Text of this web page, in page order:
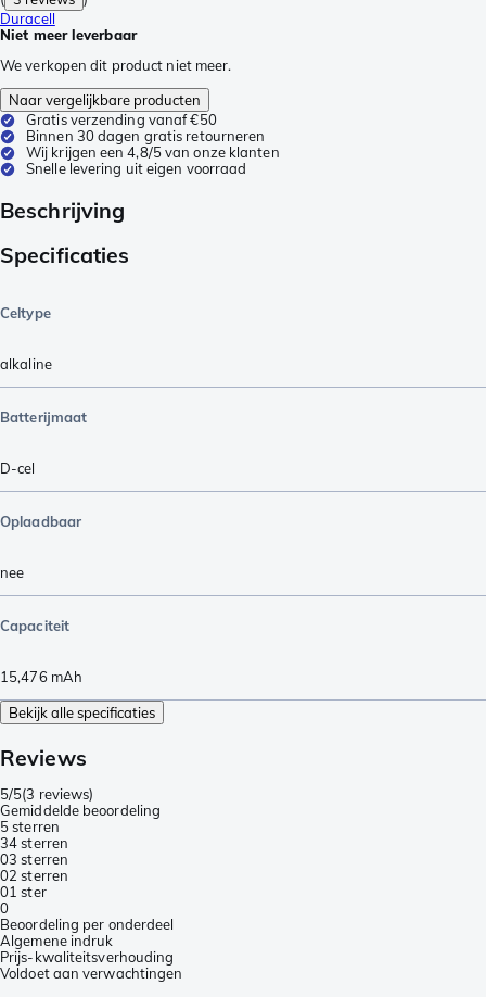
Duracell
Niet meer leverbaar
We verkopen dit product niet meer.
Naar vergelijkbare producten
Gratis verzending vanaf €50
Binnen 30 dagen gratis retourneren
Wij krijgen een 4,8/5 van onze klanten
Snelle levering uit eigen voorraad
Beschrijving
Specificaties
Celtype
alkaline
Batterijmaat
D-cel
Oplaadbaar
nee
Capaciteit
15,476mAh
Bekijk alle specificaties
Reviews
5/5(3 reviews)
Gemiddelde beoordeling
5 sterren
34 sterren
03 sterren
02 sterren
01 ster
0
Beoordeling per onderdeel
Algemene indruk
Prijs-kwaliteitsverhouding
Voldoet aan verwachtingen